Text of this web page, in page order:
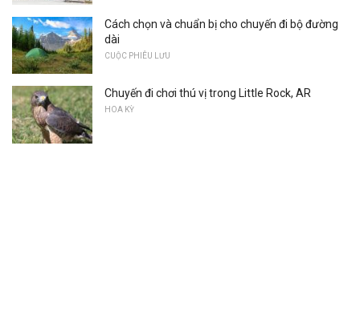
Cách chọn và chuẩn bị cho chuyến đi bộ đường
dài
CUỘC PHIÊU LƯU
Chuyến đi chơi thú vị trong Little Rock, AR
HOA KỲ